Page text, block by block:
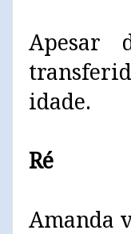
Apesar
idade.
Ré
Amanda